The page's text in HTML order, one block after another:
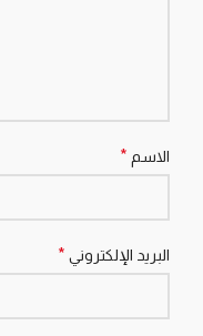
الاسم *
البريد الإلكتروني *